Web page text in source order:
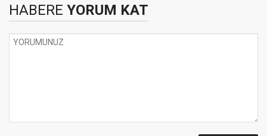
HABERE YORUM KAT